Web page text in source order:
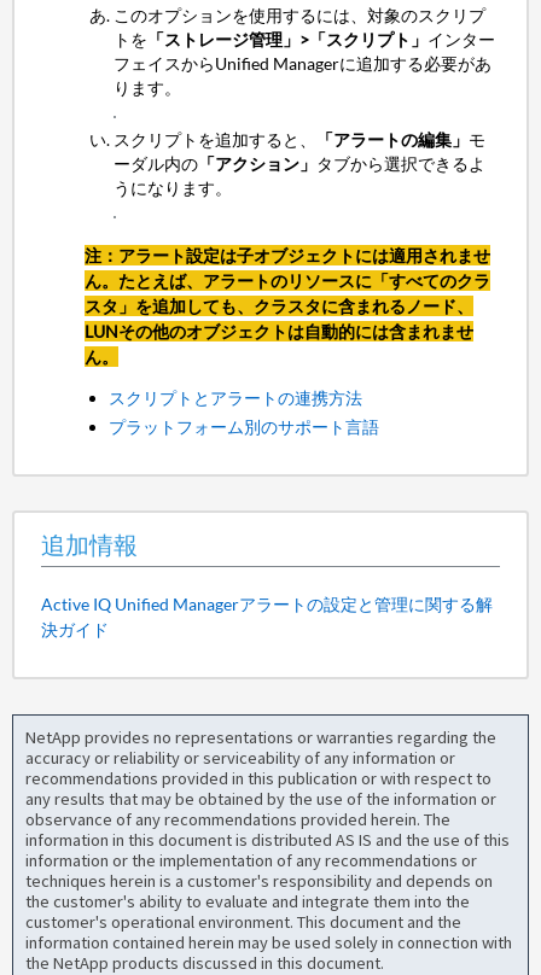
このオプションを使用するには、対象のスクリプ
トを 「ストレージ管理」>「スクリプト」 インター
フェイスからUnified Managerに追加する必要があ
ります。
スクリプトを追加すると、 「アラートの編集」 モ
ーダル内の 「アクション」 タブから選択できるよ
うになります。
注：アラート設定は子オブジェクトには適用されませ
ん。たとえば、アラートのリソースに「すべてのクラ
スタ」を追加しても、クラスタに含まれるノード、
LUNその他のオブジェクトは自動的には含まれませ
ん。
スクリプトとアラートの連携方法
プラットフォーム別のサポート言語
追加情報
Active IQ Unified Managerアラートの設定と管理に関する解
決ガイド
NetApp provides no representations or warranties regarding the
accuracy or reliability or serviceability of any information or
recommendations provided in this publication or with respect to
any results that may be obtained by the use of the information or
observance of any recommendations provided herein. The
information in this document is distributed AS IS and the use of this
information or the implementation of any recommendations or
techniques herein is a customer's responsibility and depends on
the customer's ability to evaluate and integrate them into the
customer's operational environment. This document and the
information contained herein may be used solely in connection with
the NetApp products discussed in this document.